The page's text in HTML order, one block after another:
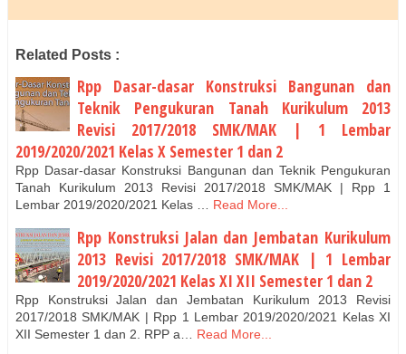
Related Posts :
Rpp Dasar-dasar Konstruksi Bangunan dan
Teknik Pengukuran Tanah Kurikulum 2013
Revisi 2017/2018 SMK/MAK | 1 Lembar
2019/2020/2021 Kelas X Semester 1 dan 2
Rpp Dasar-dasar Konstruksi Bangunan dan Teknik Pengukuran
Tanah Kurikulum 2013 Revisi 2017/2018 SMK/MAK | Rpp 1
Lembar 2019/2020/2021 Kelas …
Read More...
Rpp Konstruksi Jalan dan Jembatan Kurikulum
2013 Revisi 2017/2018 SMK/MAK | 1 Lembar
2019/2020/2021 Kelas XI XII Semester 1 dan 2
Rpp Konstruksi Jalan dan Jembatan Kurikulum 2013 Revisi
2017/2018 SMK/MAK | Rpp 1 Lembar 2019/2020/2021 Kelas XI
XII Semester 1 dan 2. RPP a…
Read More...